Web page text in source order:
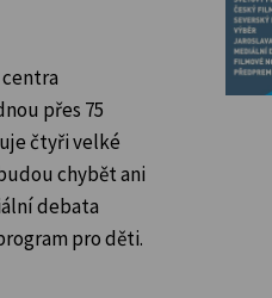
přes 75
čtyři velké
chybět ani
debata
pro děti.